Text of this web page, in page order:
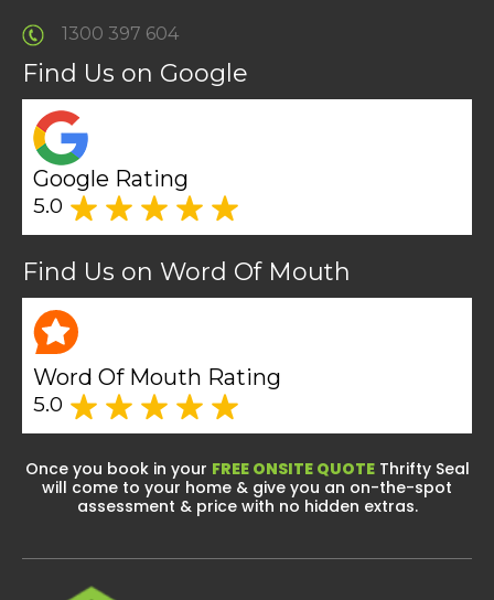
1300 397 604
Find Us on Google
Google Rating
5.0
Find Us on Word Of Mouth
Word Of Mouth Rating
5.0
Once you book in your FREE ONSITE QUOTEThrifty Seal
will come to your home & give you an on-the-spot
assessment & price with no hidden extras.